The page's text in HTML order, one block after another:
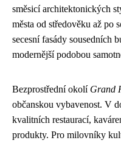
směsicí architektonických
města od středověku až po
secesní fasády sousedních
modernější podobou
Bezprostřední okolí Grand
občanskou vybavenost. V
kvalitních restaurací,
produkty. Pro milovníky